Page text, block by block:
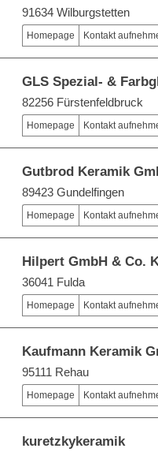
91634 Wilburgstetten
Homepage Kontakt
GLS Spezial- &
82256 Fürstenfeldbruck
Homepage Kontakt
Gutbrod Keramik
89423 Gundelfingen
Homepage Kontakt
Hilpert GmbH & Co.
36041 Fulda
Homepage Kontakt
Kaufmann Keramik
95111 Rehau
Homepage Kontakt
kuretzkykeramik